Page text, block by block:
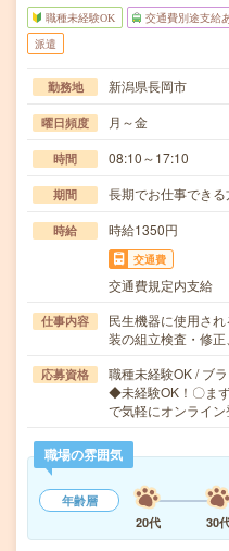
職種未経験OK 交通費別途支給
派遣
勤務地 新潟県長岡市
曜日頻度 月～金
時間 08:10～17:10
期間 長期でお仕事できる
時給 時給1350円
交通費
交通費規定内支給
仕事内容
民生機器に使用さ
装の組立検査・修
応募資格
職種未経験OK / ブ
◆未経験OK！〇ま
で気軽にオンライ
職場の雰囲気
年齢層
20代
30